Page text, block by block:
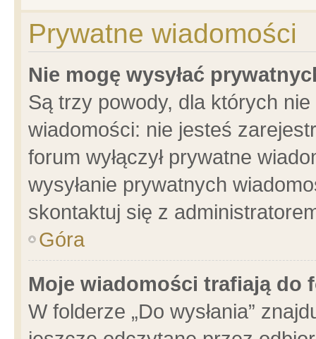
Prywatne wiadomości
Nie mogę wysyłać
Są trzy powody, dla których
wiadomości: nie jesteś
forum wyłączył prywatne
wysyłanie prywatnych
skontaktuj się z
Góra
Moje wiadomości trafiają do
W folderze „Do wysłania”